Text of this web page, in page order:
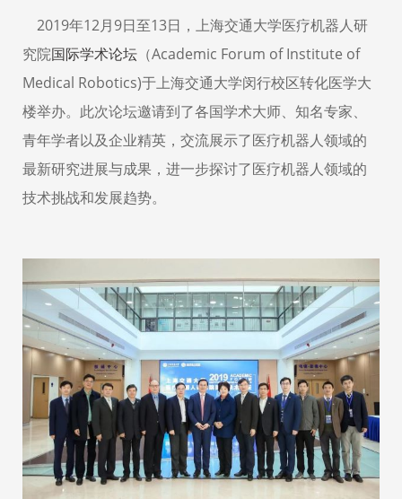
2019年12月9日至13日，上海交通大学医疗机器人研
究院国际学术论坛 （Academic Forum of Institute of
Medical Robotics)于上海交通大学闵行校区转化医学大
楼举办。此次论坛邀请到了各国学术大师、知名专家、
青年学者以及企业精英，交流展示了医疗机器人领域的
最新研究进展与成果，进一步探讨了医疗机器人领域的
技术挑战和发展趋势。